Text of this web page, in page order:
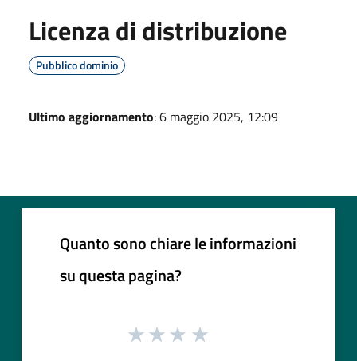
Licenza di distribuzione
Pubblico dominio
Ultimo aggiornamento: 6 maggio 2025, 12:09
Quanto sono chiare le informazioni
su questa pagina?